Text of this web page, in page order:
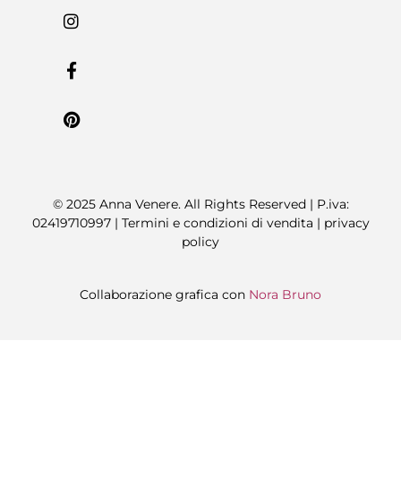
© 2025 Anna Venere. All Rights Reserved | P.iva:
02419710997 | Termini e condizioni di vendita | privacy
policy
Collaborazione grafica con Nora Bruno